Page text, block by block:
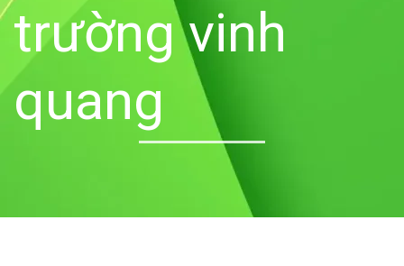
trường vinh
quang